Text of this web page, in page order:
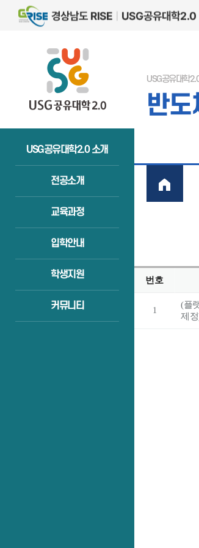
USG공유대학2.0 소개
전공소개
교육과정
입학안내
학생지원
커뮤니티
USG공유대학
반도
번호
1
(플
제